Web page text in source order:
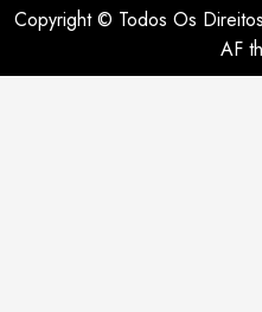
Copyright © Todos Os
AF